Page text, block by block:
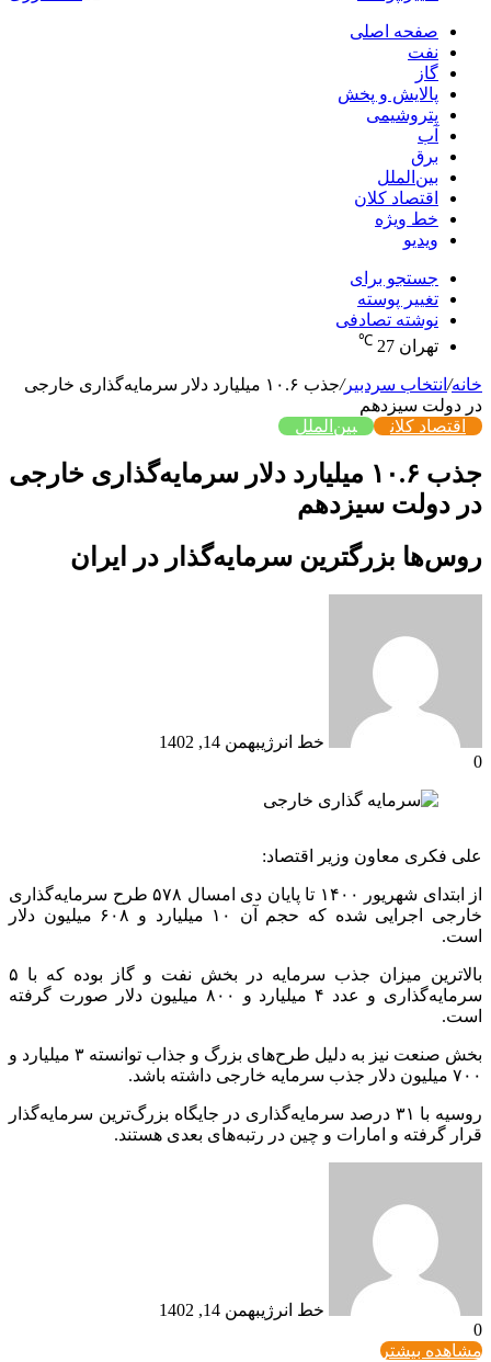
صفحه اصلی
نفت
گاز
پالایش و پخش
پتروشیمی
آب
برق
بین‌الملل
اقتصاد کلان
خط ویژه
ویدیو
جستجو برای
تغییر پوسته
نوشته تصادفی
تهران 27
℃
خانه/ انتخاب سردبیر/
جذب ۱۰.۶ میلیارد دلار سرمایه‌گذاری خارجی
در دولت سیزدهم
اقتصاد کلان
بین‌الملل
جذب ۱۰.۶ میلیارد دلار سرمایه‌گذاری خارجی
در دولت سیزدهم
روس‌ها بزرگترین سرمایه‌گذار در ایران
خط انرژیبهمن 14, 1402
0
علی فکری معاون وزیر اقتصاد:
از ابتدای شهریور ۱۴۰۰ تا پایان دی امسال ۵۷۸ طرح سرمایه‌گذاری
خارجی اجرایی شده که حجم آن ۱۰ میلیارد و ۶۰۸ میلیون دلار
است.
بالاترین میزان جذب سرمایه در بخش نفت و گاز بوده که با ۵
سرمایه‌گذاری و عدد ۴ میلیارد و ۸۰۰ میلیون دلار صورت گرفته
است.
بخش صنعت نیز به دلیل طرح‌های بزرگ و جذاب توانسته ۳ میلیارد و
۷۰۰ میلیون دلار جذب سرمایه خارجی داشته باشد.
روسیه با ۳۱ درصد سرمایه‌گذاری در جایگاه بزرگ‌ترین سرمایه‌گذار
قرار گرفته و امارات و چین در رتبه‌های بعدی هستند.
خط انرژیبهمن 14, 1402
0
مشاهده بیشتر